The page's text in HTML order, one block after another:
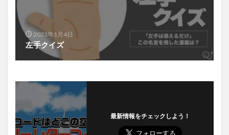
2023年1月4日
左手クイズ
最新情報をチェックしよう！